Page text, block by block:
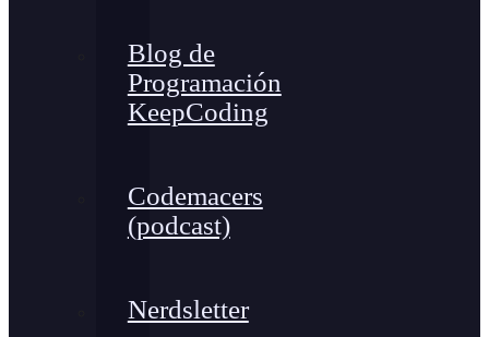
Blog de
Programación
KeepCoding
Codemacers
(podcast)
Nerdsletter